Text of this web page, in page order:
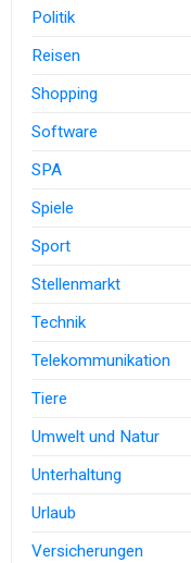
Politik
Reisen
Shopping
Software
SPA
Spiele
Sport
Stellenmarkt
Technik
Telekommunikation
Tiere
Umwelt und Natur
Unterhaltung
Urlaub
Versicherungen